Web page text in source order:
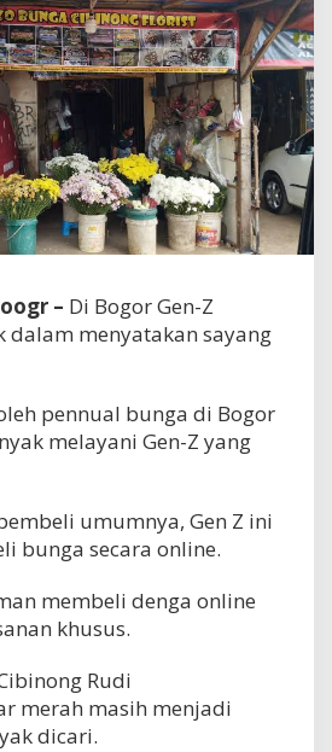
– Di Bogor Gen-Z
dalam menyatakan sayang
pennual bunga di Bogor
melayani Gen-Z yang
umumnya, Gen Z ini
bunga secara online.
membeli denga online
khusus.
Rudi
merah masih menjadi
dicari.